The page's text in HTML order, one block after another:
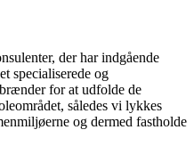
der har indgående
specialiserede og
for at udfolde de
således vi lykkes
og dermed fastholde